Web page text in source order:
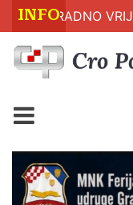
INFOVRIJEME